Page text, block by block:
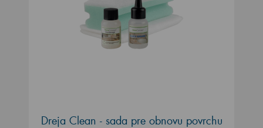
Dreja Clean - sada pre obnovu povrchu